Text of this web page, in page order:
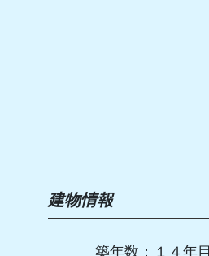
建物情報
築年数：１４年目